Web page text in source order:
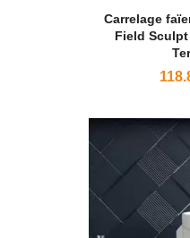
Carrelage
Field